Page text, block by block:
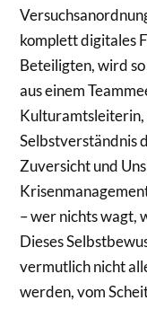
komplett digitales
Beteiligten, wird
aus einem
Kulturamtsleiterin,
Selbstverständnis
Zuversicht und
– wer nichts wagt,
Dieses
vermutlich nicht
werden, vom